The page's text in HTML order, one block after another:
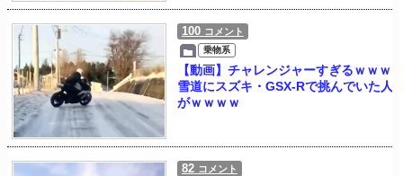
100 コメント
乗物系
【動画】チャレンジャーすぎるｗｗｗ
雪道にスズキ・GSX-Rで挑んでいた人
がｗｗｗｗ
82 コメント